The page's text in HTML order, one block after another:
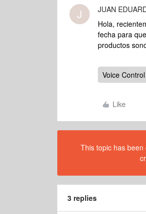
J JUAN
Hola,
fecha para
productos
Voice Control
Like
This topic has
3 replies